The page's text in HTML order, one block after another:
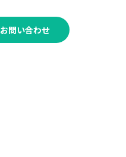
お問い合わせ